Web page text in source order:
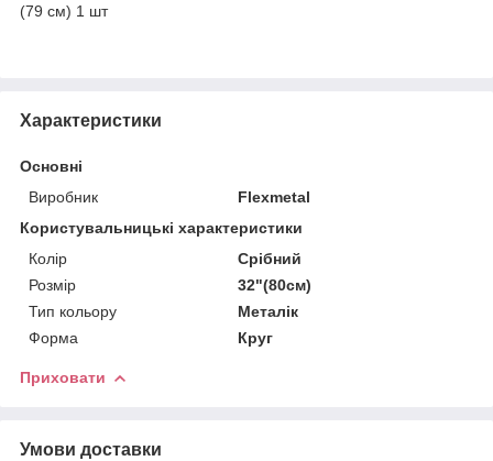
(79 см) 1 шт
Характеристики
Основні
Виробник
Flexmetal
Користувальницькі характеристики
Колір
Срібний
Розмір
32"(80см)
Тип кольору
Металік
Форма
Круг
Приховати
Умови доставки